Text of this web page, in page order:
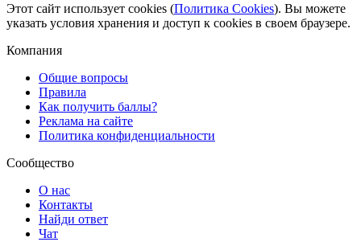
Этот сайт использует cookies (Политика Cookies). Вы можете
указать условия хранения и доступ к cookies в своем браузере.
Компания
Общие вопросы
Правила
Как получить баллы?
Реклама на сайте
Политика конфиденциальности
Сообщество
О нас
Контакты
Найди ответ
Чат